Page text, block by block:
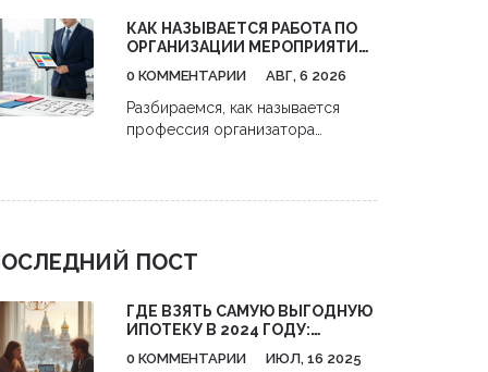
рублей,避开 комиссии и
использовать налоговые льготы.
КАК НАЗЫВАЕТСЯ РАБОТА ПО
ОРГАНИЗАЦИИ МЕРОПРИЯТИЙ:
0 КОММЕНТАРИИ АВГ, 6 2026
Разбираемся, как называется
профессия организатора
ПОСТ
ГДЕ ВЗЯТЬ САМУЮ ВЫГОДНУЮ
ИПОТЕКУ В 2024 ГОДУ:
0 КОММЕНТАРИИ ИЮЛ, 16 2025